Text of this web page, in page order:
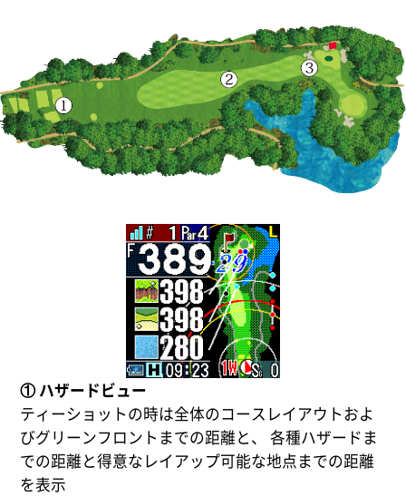
① ハザードビュー
ティーショットの時は全体のコースレイアウトおよ
びグリーンフロントまでの距離と、 各種ハザードま
での距離と得意なレイアップ可能な地点までの距離
を表示